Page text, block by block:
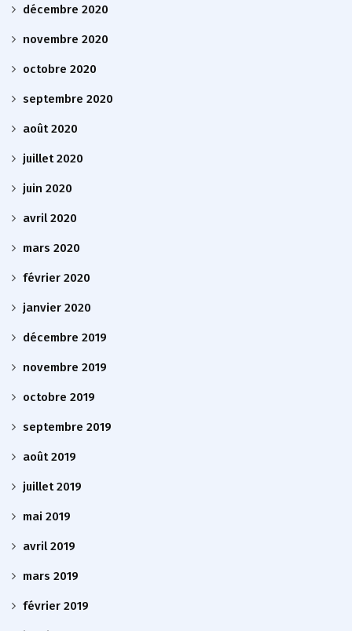
décembre 2020
novembre 2020
octobre 2020
septembre 2020
août 2020
juillet 2020
juin 2020
avril 2020
mars 2020
février 2020
janvier 2020
décembre 2019
novembre 2019
octobre 2019
septembre 2019
août 2019
juillet 2019
mai 2019
avril 2019
mars 2019
février 2019